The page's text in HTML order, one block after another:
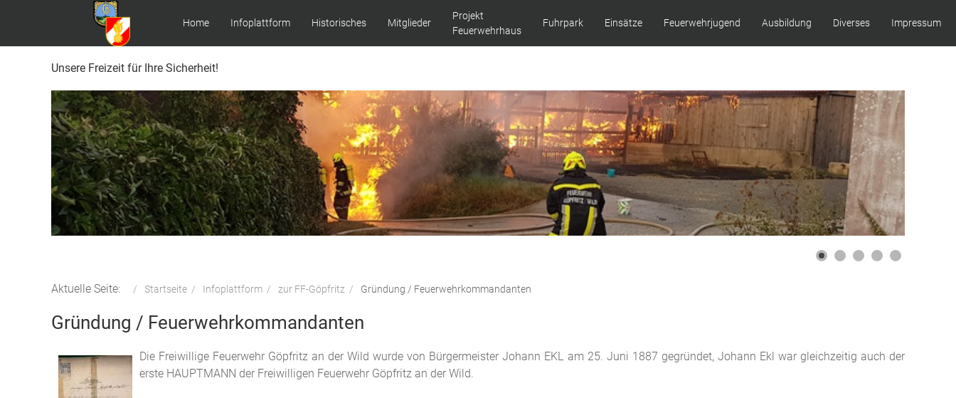
Home Infoplattform Historisches Mitglieder
Projekt
Feuerwehrhaus
Fuhrpark Einsätze Feuerwehrjugend Ausbildung Diverses Impressum
Unsere Freizeit für Ihre Sicherheit!
Aktuelle Seite: Startseite Infoplattform zur FF-Göpfritz Gründung / Feuerwehrkommandanten
Gründung / Feuerwehrkommandanten
Die Freiwillige Feuerwehr Göpfritz an der Wild wurde von Bürgermeister Johann EKL am 25. Juni 1887 gegründet, Johann Ekl war gleichzeitig auch der
erste HAUPTMANN der Freiwilligen Feuerwehr Göpfritz an der Wild.